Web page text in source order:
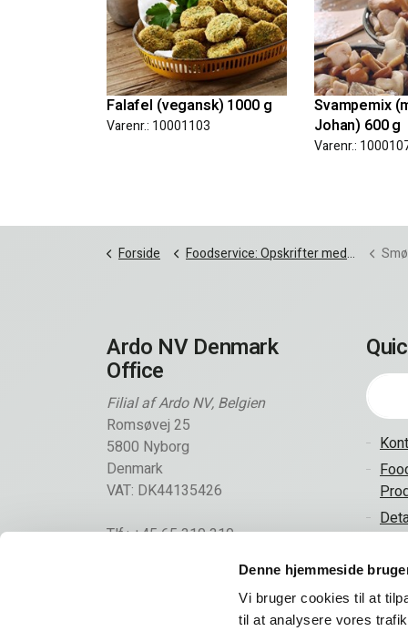
Denne hjemmeside
Vi bruger cookies til at
til at analysere vores
Falafel (vegansk) 1000 g
Varenr.: 10001103
Svampemix
Johan) 600 g
Varenr.:
Forside Foodservice: Opskrifter med vegetar, vegansk og fingerfood
Ardo NV Denmark
Office
Filial af Ardo NV, Belgien
Romsøvej 25
5800 Nyborg
Denmark
VAT: DK44135426
Tlf.: +45 65 310 310